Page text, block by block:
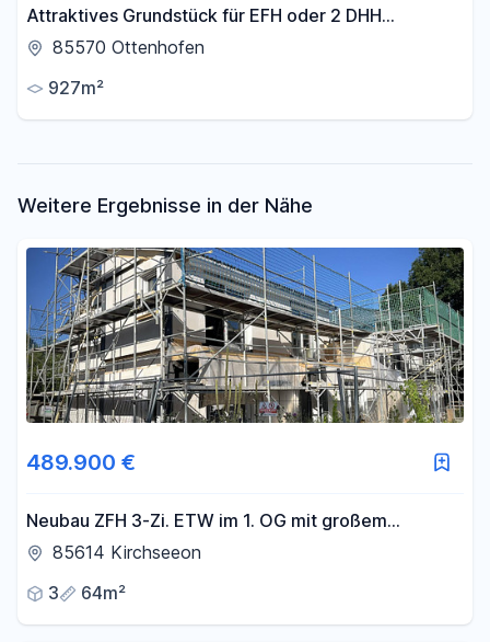
Attraktives Grundstück für EFH oder 2 DHH
provisionsfrei zu verkaufen
85570 Ottenhofen
927m²
Weitere Ergebnisse in der Nähe
489.900 €
Neubau ZFH 3-Zi. ETW im 1. OG mit großem
Südbalkon - PROVISIONSFREI von PRIVAT
85614 Kirchseeon
3
64m²